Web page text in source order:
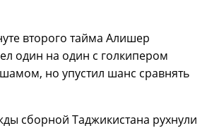
второго тайма Алишер
один на один с голкипером
но упустил шанс сравнять
сборной Таджикистана рухнули